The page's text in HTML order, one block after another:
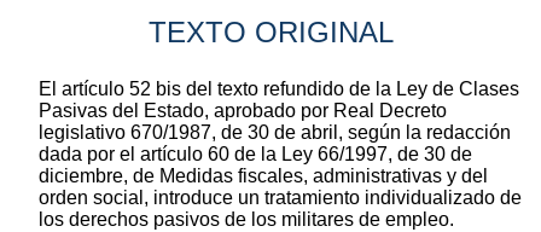
TEXTO ORIGINAL
El artículo 52 bis del texto refundido de la Ley de Clases
Pasivas del Estado, aprobado por Real Decreto
legislativo 670/1987, de 30 de abril, según la redacción
dada por el artículo 60 de la Ley 66/1997, de 30 de
diciembre, de Medidas fiscales, administrativas y del
orden social, introduce un tratamiento individualizado de
los derechos pasivos de los militares de empleo.